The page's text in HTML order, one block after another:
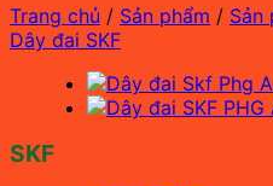
Trang chủ / Sản phẩm / Sản
Dây đai SKF
SKF